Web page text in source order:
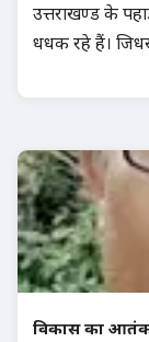
उत्तराखण्ड के
धधक रहे हैं।
विकास का